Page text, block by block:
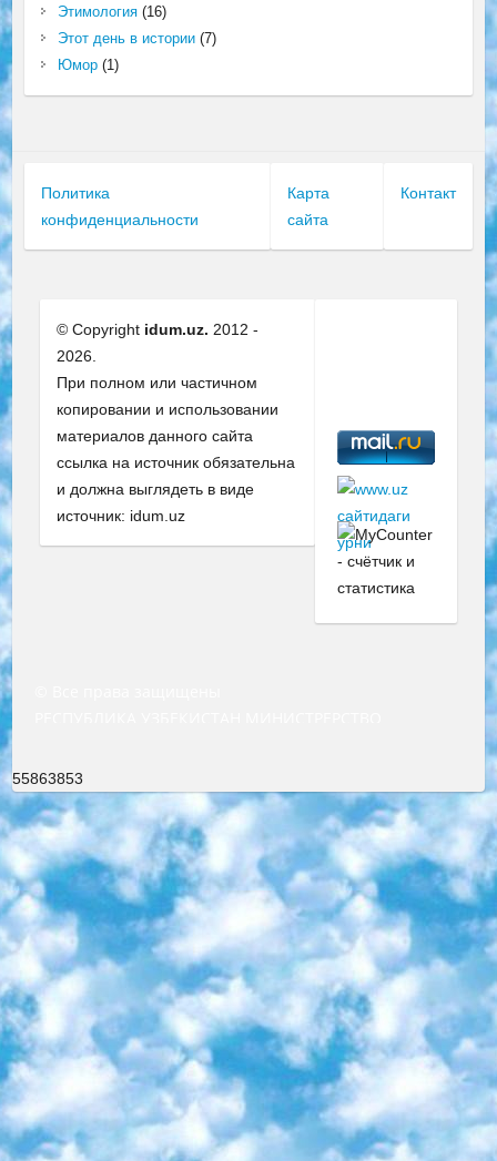
Этимология(16)
Этот день в истории(7)
Юмор(1)
Политика
конфиденциальности
Карта
сайта
Контакт
© Copyright idum.uz. 2012 -
2026.
При полном или частичном
копировании и использовании
материалов данного сайта
ссылка на источник обязательна
и должна выглядеть в виде
источник: idum.uz
55863853